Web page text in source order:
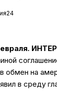
обмен на
в среду